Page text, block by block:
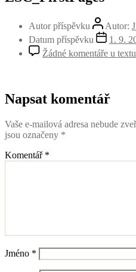
Autor příspěvku Autor:
Datum příspěvku
1. 9.
Žádné komentáře u
Napsat komentář
Vaše e-mailová adresa nebude
jsou označeny *
Komentář *
Jméno *